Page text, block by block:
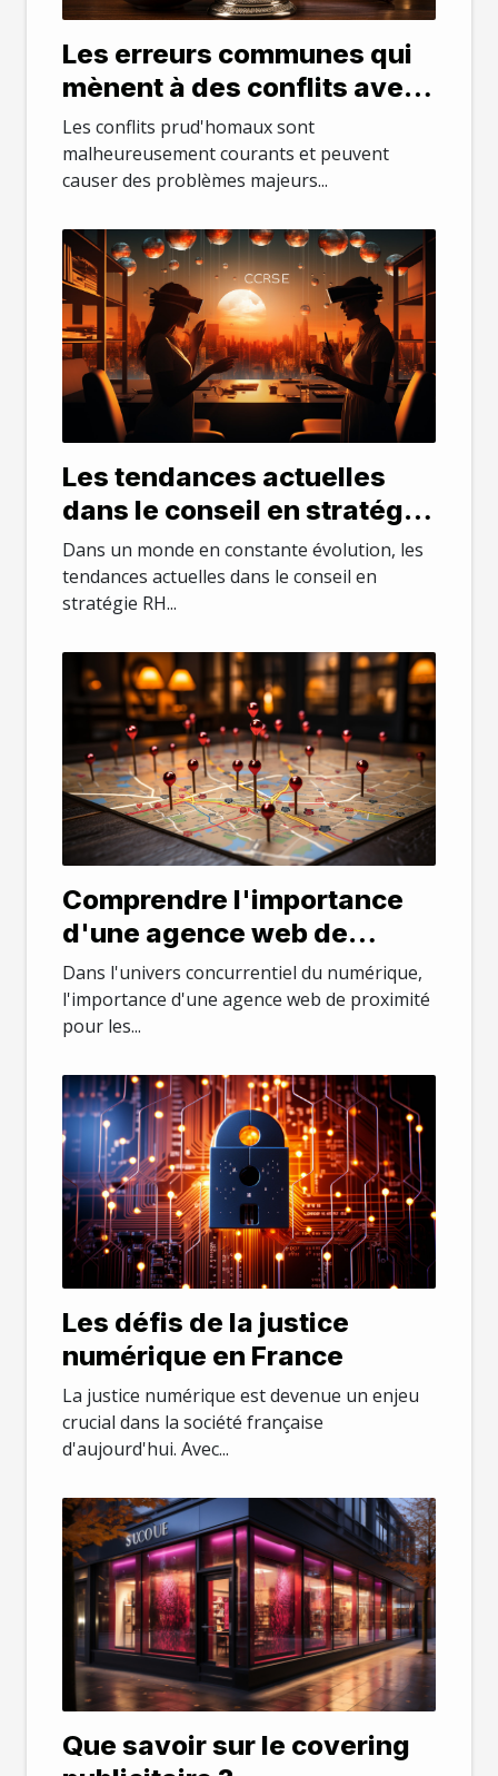
Les erreurs communes qui
mènent à des conflits avec
les prud'hommes
Les conflits prud'homaux sont
malheureusement courants et peuvent
causer des problèmes majeurs...
Les tendances actuelles
dans le conseil en stratégie
RH
Dans un monde en constante évolution, les
tendances actuelles dans le conseil en
stratégie RH...
Comprendre l'importance
d'une agence web de
proximité pour les
entreprises locales
Dans l'univers concurrentiel du numérique,
l'importance d'une agence web de proximité
pour les...
Les défis de la justice
numérique en France
La justice numérique est devenue un enjeu
crucial dans la société française
d'aujourd'hui. Avec...
Que savoir sur le covering